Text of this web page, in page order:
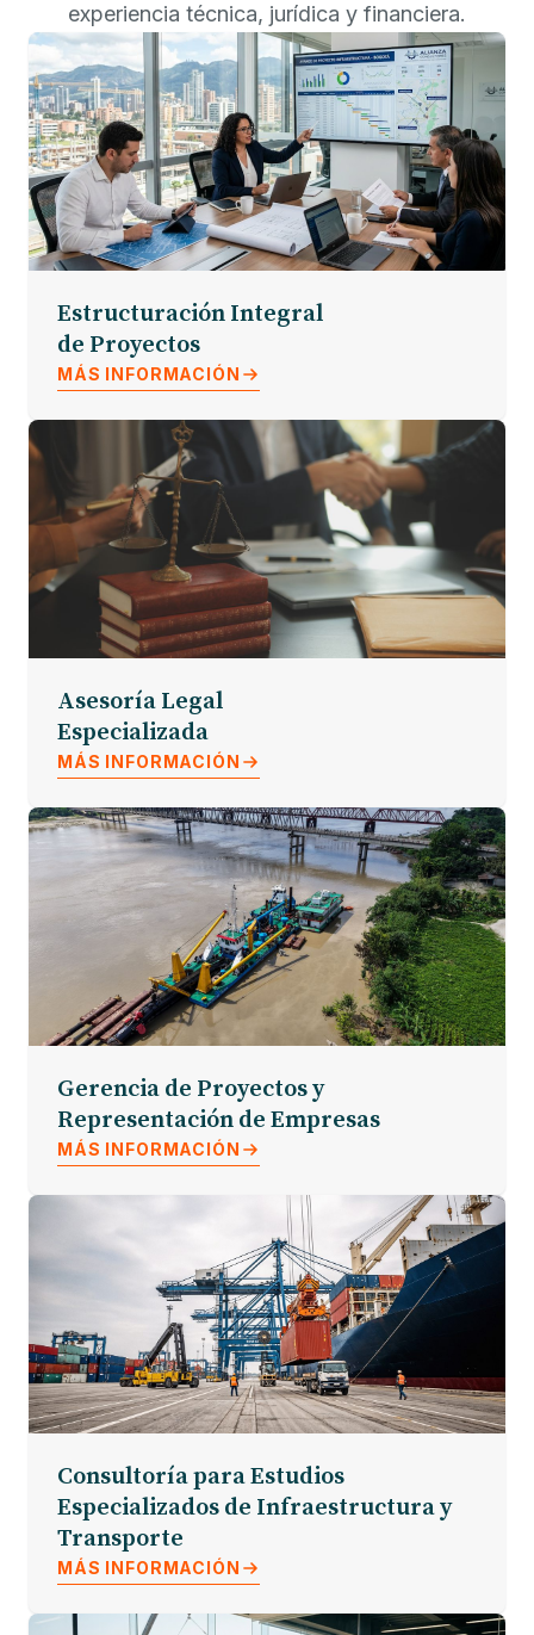
experiencia técnica, jurídica y financiera.
Estructuración Integral
de Proyectos
MÁS INFORMACIÓN
Asesoría Legal
Especializada
MÁS INFORMACIÓN
Gerencia de Proyectos y
Representación de Empresas
MÁS INFORMACIÓN
Consultoría para Estudios
Especializados de Infraestructura y
Transporte
MÁS INFORMACIÓN